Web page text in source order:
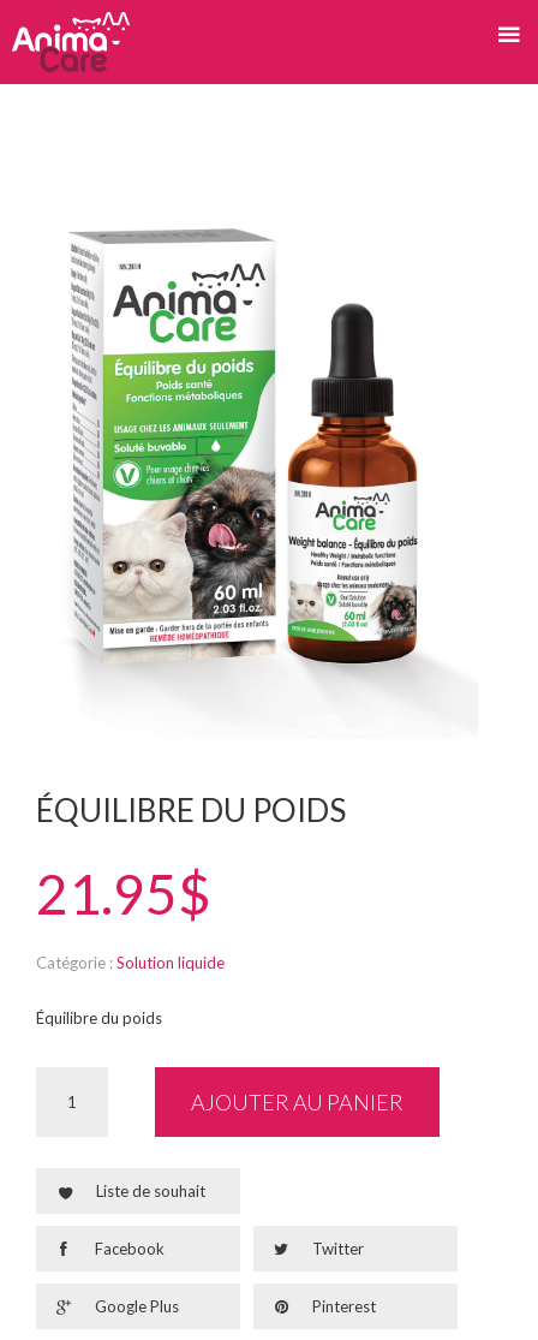
ÉQUILIBRE DU POIDS
21.95$
Catégorie :Solution liquide
Équilibre du poids
AJOUTER AU PANIER
Liste de souhait
Facebook Twitter
Google Plus Pinterest